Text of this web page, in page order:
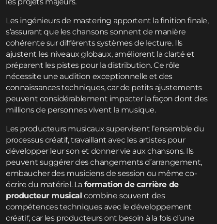
Les ingénieurs de mastering apportent la finition finale,
s’assurant que les chansons sonnent de manière
cohérente sur différents systèmes de lecture. Ils
ajustent les niveaux globaux, améliorent la clarté et
préparent les pistes pour la distribution. Ce rôle
nécessite une audition exceptionnelle et des
connaissances techniques, car de petits ajustements
peuvent considérablement impacter la façon dont des
millions de personnes vivent la musique.
Les producteurs musicaux supervisent l’ensemble du
processus créatif, travaillant avec les artistes pour
développer leur son et donner vie aux chansons. Ils
peuvent suggérer des changements d’arrangement,
embaucher des musiciens de session ou même co-
écrire du matériel. La formation de carrière de
producteur musical combine souvent des
compétences techniques avec le développement
créatif, car les producteurs ont besoin à la fois d’une